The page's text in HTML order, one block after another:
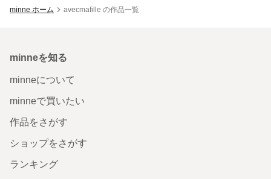
minne ホーム avecmafille の作品一覧
minneを知る
minneについて
minneで買いたい
作品をさがす
ショップをさがす
ランキング